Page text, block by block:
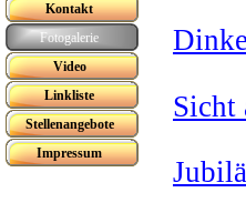
Kontakt
Fotogalerie
Video
Linkliste
Stellenangebote
Impressum
Sicht